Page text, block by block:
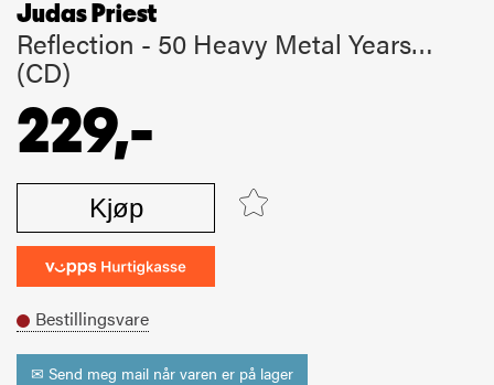
Judas Priest
Reflection - 50 Heavy Metal Years…
(CD)
229,-
Kjøp
Bestillingsvare
✉ Send meg mail når varen er på lager